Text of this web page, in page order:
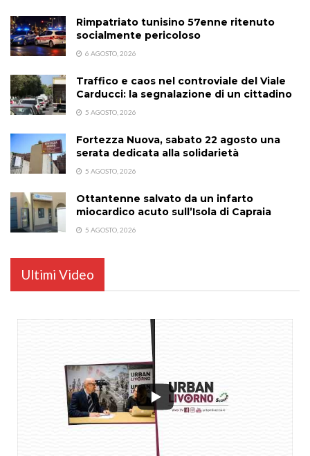
Rimpatriato tunisino 57enne ritenuto
socialmente pericoloso
6 AGOSTO, 2026
Traffico e caos nel controviale del Viale
Carducci: la segnalazione di un cittadino
5 AGOSTO, 2026
Fortezza Nuova, sabato 22 agosto una
serata dedicata alla solidarietà
5 AGOSTO, 2026
Ottantenne salvato da un infarto
miocardico acuto sull’Isola di Capraia
5 AGOSTO, 2026
Ultimi Video